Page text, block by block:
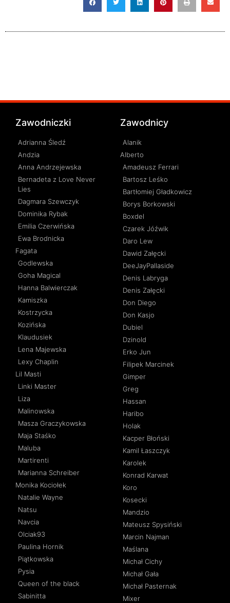
Zawodniczki
Adrianna Śledź
Andzia
Anna Andrzejewska
Bernadeta z Love Never
Lies
Dagmara Szewczyk
Dominika Rybak
Emilia Czerwińska
Ewa Brodnicka
Fagata
Godlewska
Goha Magical
Hanna Balwierczak
Kamiszka
Kostrzycka
Kozińska
Klaudusiek
Lena Majewska
Lexy Chaplin
Lil Masti
Linki Master
Liza
Malinowska
Masza Graczykowska
Maja Staśko
Maluba
Martirenti
Marianna Schreiber
Monika Kociołek
Natalie Wayne
Natsu
Navcia
Olciak93
Paulina Hornik
Piątkowska
Pysia
Queen of the black
Sabinitta
Zawodnicy
Alanik
Alberto
Amadeusz Ferrari
Bartosz Leśko
Bartłomiej Gładkowicz
Borys Borkowski
Boxdel
Czarek Jóźwik
Daro Lew
Dawid Załęcki
DeeJayPallaside
Denis Labryga
Denis Załęcki
Don Diego
Don Kasjo
Dubiel
Dzinold
Erko Jun
Filipek Marcinek
Gimper
Greg
Hassan
Haribo
Holak
Kacper Błoński
Kamil Łaszczyk
Karolek
Konrad Karwat
Koro
Kosecki
Mandzio
Mateusz Spysiński
Marcin Najman
Maślana
Michał Cichy
Michał Gała
Michał Pasternak
Mixer